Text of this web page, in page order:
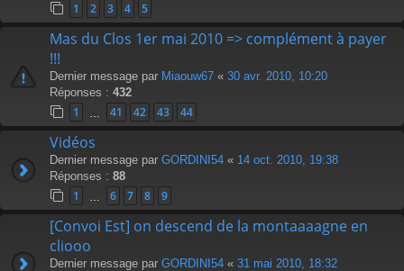
1 2 3 4 5
Mas du Clos 1er mai 2010 => complément à payer
!!!
Dernier message par Miaouw67 « 30 avr. 2010, 10:20
Réponses : 432
1 41 42 43 44
Vidéos
Dernier message par GORDINI54 « 14 oct. 2010, 19:38
Réponses : 88
1 6 7 8 9
[Convoi Est] on descend de la montaaaagne en
cliooo
Dernier message par GORDINI54 « 31 mai 2010, 18:32